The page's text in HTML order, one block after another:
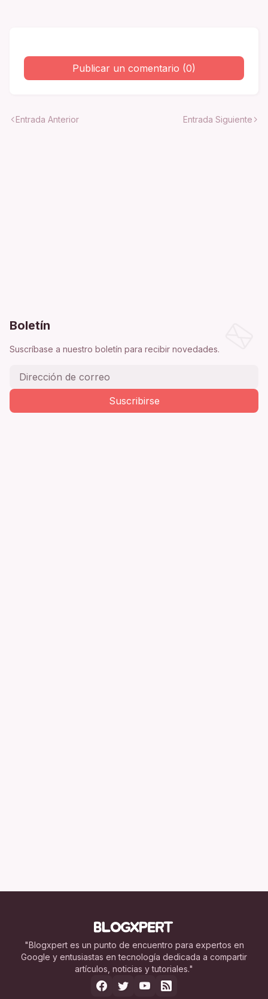
Publicar un comentario (0)
Entrada Anterior Entrada Siguiente
Boletín
Suscríbase a nuestro boletín para recibir novedades.
"Blogxpert es un punto de encuentro para expertos en
Google y entusiastas en tecnología dedicada a compartir
artículos, noticias y tutoriales."